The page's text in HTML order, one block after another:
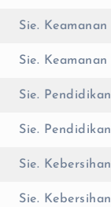
Sie. Keamanan
Sie. Keamanan
Sie. Pendidikan
Sie. Pendidikan
Sie. Kebersihan
Sie. Kebersihan